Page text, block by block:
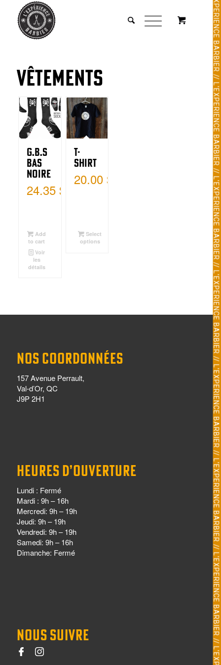
Vêtements
G.B.S
Bas
Noire
24.35$
Add
to cart
Voir
les
détails
T-
Shirt
20.00 $
Select
options
NOS COORDONNÉES
157 Avenue Perrault,
Val-d’Or, QC
J9P 2H1
HEURES D’OUVERTURE
Lundi : Fermé
Mardi : 9h – 16h
Mercredi: 9h – 19h
Jeudi: 9h – 19h
Vendredi: 9h – 19h
Samedi: 9h – 16h
Dimanche: Fermé
NOUS SUIVRE